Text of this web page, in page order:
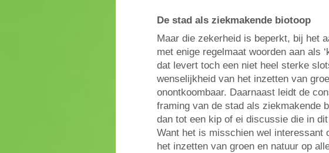
De stad als ziekmakende biotoop
Maar die zekerheid is beperkt, bij het
met enige regelmaat woorden aan als
dat levert toch een niet heel sterke
wenselijkheid van het inzetten van
onontkoombaar. Daarnaast leidt de
framing van de stad als ziekmakende
dan tot een kip of ei discussie die in
Want het is misschien wel interessant
het inzetten van groen en natuur op